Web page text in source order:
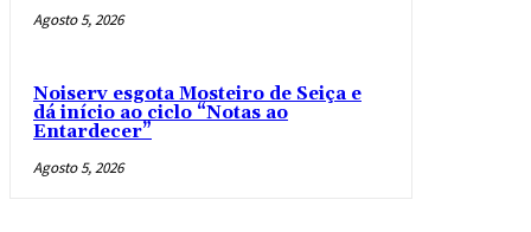
Agosto 5, 2026
Noiserv esgota Mosteiro de Seiça e
dá início ao ciclo “Notas ao
Entardecer”
Agosto 5, 2026